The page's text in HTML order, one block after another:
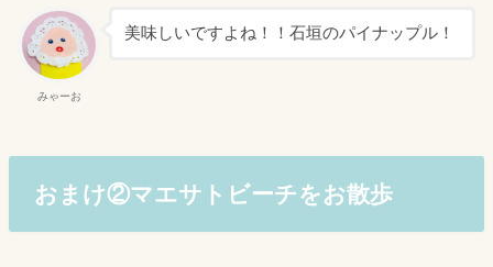
みゃーお
美味しいですよね！！石垣のパイナップル！
おまけ②マエサトビーチをお散歩